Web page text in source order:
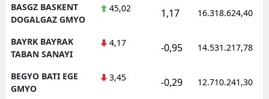
BASGZ BASKENT
DOGALGAZ GMYO
45,02 1,17 16.318.624,40
BAYRK BAYRAK
TABAN SANAYI
4,17 -0,95 14.531.217,78
BEGYO BATI EGE
GMYO
3,45 -0,29 12.710.241,30